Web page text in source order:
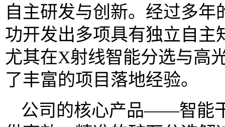
自主研发与创新。经过多
功开发出多项具有独立自主
尤其在X射线智能分选与高
了丰富的项目落地经验。
公司的核心产品——智能